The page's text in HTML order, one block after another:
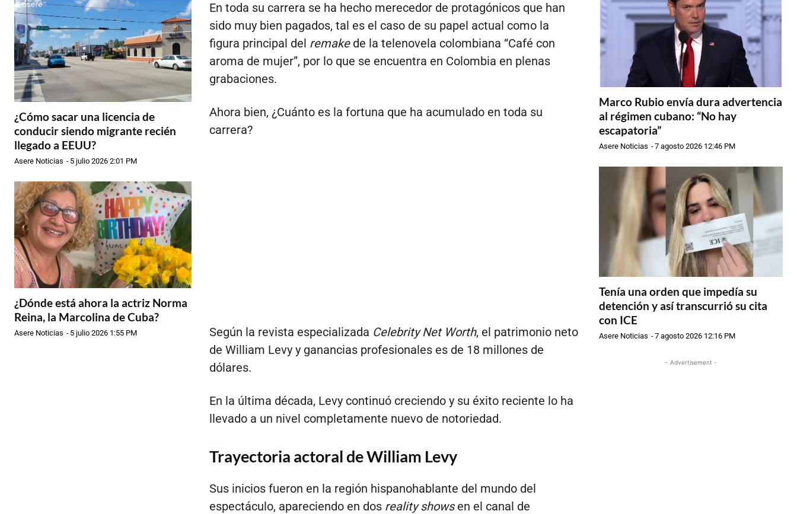
¿Cómo sacar una licencia de
conducir siendo migrante recién
llegado a EEUU?
Asere Noticias - 5 julio 2026 2:01 PM
¿Dónde está ahora la actriz Norma
Reina, la Marcolina de Cuba?
Asere Noticias - 5 julio 2026 1:55 PM
En toda su carrera se ha hecho merecedor de protagónicos que han
sido muy bien pagados, tal es el caso de su papel actual como la
figura principal del remakede la telenovela colombiana “Café con
aroma de mujer”, por lo que se encuentra en Colombia en plenas
grabaciones.
Ahora bien, ¿Cuánto es la fortuna que ha acumulado en toda su
carrera?
Según la revista especializada Celebrity Net Worth, el patrimonio neto
de William Levy y ganancias profesionales es de 18 millones de
dólares.
En la última década, Levy continuó creciendo y su éxito reciente lo ha
llevado a un nivel completamente nuevo de notoriedad.
Trayectoria actoral de William Levy
Sus inicios fueron en la región hispanohablante del mundo del
espectáculo, apareciendo en dos reality showsen el canal de
Marco Rubio envía dura advertencia
al régimen cubano: “No hay
escapatoria”
Asere Noticias -7 agosto 2026 12:46 PM
Tenía una orden que impedía su
detención y así transcurrió su cita
con ICE
Asere Noticias -7 agosto 2026 12:16 PM
- Advertisement -